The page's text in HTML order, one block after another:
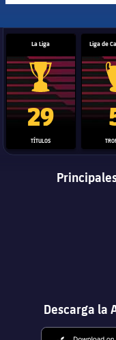
La Liga
Trofeo de La Liga
29
TÍTULOS
Liga de
Descarga la